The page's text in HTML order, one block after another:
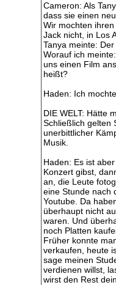
Cameron: Als
dass sie einen
Wir mochten
Jack nicht, in Los
Tanya meinte:
Worauf ich
uns einen Film
heißt?
Haden: Ich
DIE WELT: Hätte
Schließlich gelten
unerbittlicher
Musik.
Haden: Es ist
Konzert gibst,
an, die Leute
eine Stunde nach
Youtube. Da
überhaupt nicht
waren. Und
noch Platten
Früher konnte
verkaufen, heute
sage meinen
verdienen willst,
wirst den Rest